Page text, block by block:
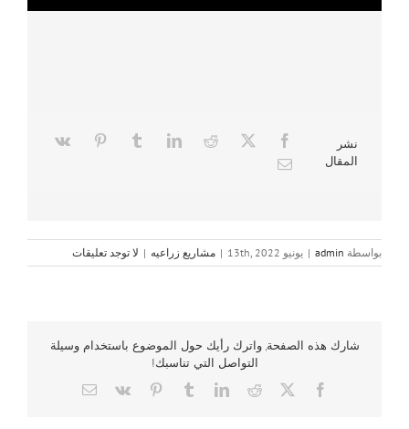
نشر
المقال
بواسطة admin
| يونيو 13th, 2022 | مشاريع زراعيه | لا توجد تعليقات
شارك هذه الصفحة, واترك رأيك حول الموضوع باستخدام وسيلة
التواصل التي تناسبك!
Facebook
X
Reddit
LinkedIn
Tumblr
Pinterest
Vk
Email